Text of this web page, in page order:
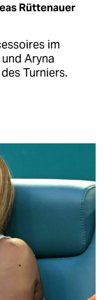
Rüttenauer
im
Aryna
Turniers.